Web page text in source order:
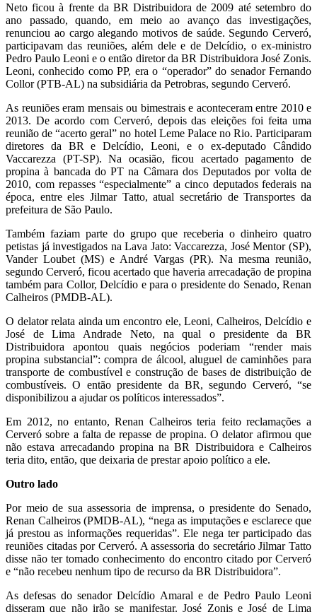
Neto ficou à frente da BR Distribuidora de 2009 até setembro do
ano passado, quando, em meio ao avanço das investigações,
renunciou ao cargo alegando motivos de saúde. Segundo Cerveró,
participavam das reuniões, além dele e de Delcídio, o ex-ministro
Pedro Paulo Leoni e o então diretor da BR Distribuidora José Zonis.
Leoni, conhecido como PP, era o “operador” do senador Fernando
Collor (PTB-AL) na subsidiária da Petrobras, segundo Cerveró.
As reuniões eram mensais ou bimestrais e aconteceram entre 2010 e
2013. De acordo com Cerveró, depois das eleições foi feita uma
reunião de “acerto geral” no hotel Leme Palace no Rio. Participaram
diretores da BR e Delcídio, Leoni, e o ex-deputado Cândido
Vaccarezza (PT-SP). Na ocasião, ficou acertado pagamento de
propina à bancada do PT na Câmara dos Deputados por volta de
2010, com repasses “especialmente” a cinco deputados federais na
época, entre eles Jilmar Tatto, atual secretário de Transportes da
prefeitura de São Paulo.
Também faziam parte do grupo que receberia o dinheiro quatro
petistas já investigados na Lava Jato: Vaccarezza, José Mentor (SP),
Vander Loubet (MS) e André Vargas (PR). Na mesma reunião,
segundo Cerveró, ficou acertado que haveria arrecadação de propina
também para Collor, Delcídio e para o presidente do Senado, Renan
Calheiros (PMDB-AL).
O delator relata ainda um encontro ele, Leoni, Calheiros, Delcídio e
José de Lima Andrade Neto, na qual o presidente da BR
Distribuidora apontou quais negócios poderiam “render mais
propina substancial”: compra de álcool, aluguel de caminhões para
transporte de combustível e construção de bases de distribuição de
combustíveis. O então presidente da BR, segundo Cerveró, “se
disponibilizou a ajudar os políticos interessados”.
Em 2012, no entanto, Renan Calheiros teria feito reclamações a
Cerveró sobre a falta de repasse de propina. O delator afirmou que
não estava arrecadando propina na BR Distribuidora e Calheiros
teria dito, então, que deixaria de prestar apoio político a ele.
Outro lado
Por meio de sua assessoria de imprensa, o presidente do Senado,
Renan Calheiros (PMDB-AL), “nega as imputações e esclarece que
já prestou as informações requeridas”. Ele nega ter participado das
reuniões citadas por Cerveró. A assessoria do secretário Jilmar Tatto
disse não ter tomado conhecimento do encontro citado por Cerveró
e “não recebeu nenhum tipo de recurso da BR Distribuidora”.
As defesas do senador Delcídio Amaral e de Pedro Paulo Leoni
disseram que não irão se manifestar. José Zonis e José de Lima